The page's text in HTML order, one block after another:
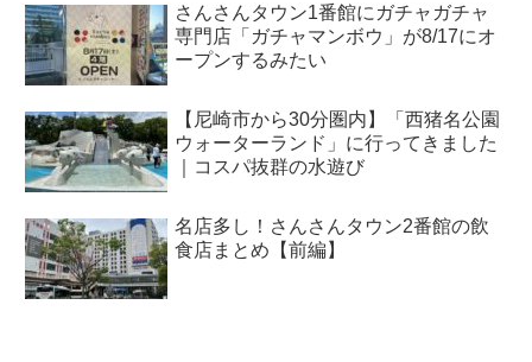
さんさんタウン1番館にガチャガチャ
専門店「ガチャマンボウ」が8/17にオ
ープンするみたい
【尼崎市から30分圏内】「西猪名公園
ウォーターランド」に行ってきました
｜コスパ抜群の水遊び
名店多し！さんさんタウン2番館の飲
食店まとめ【前編】